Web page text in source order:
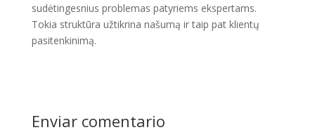
sudėtingesnius problemas patyriems ekspertams.
Tokia struktūra užtikrina našumą ir taip pat klientų
pasitenkinimą.
Enviar comentario